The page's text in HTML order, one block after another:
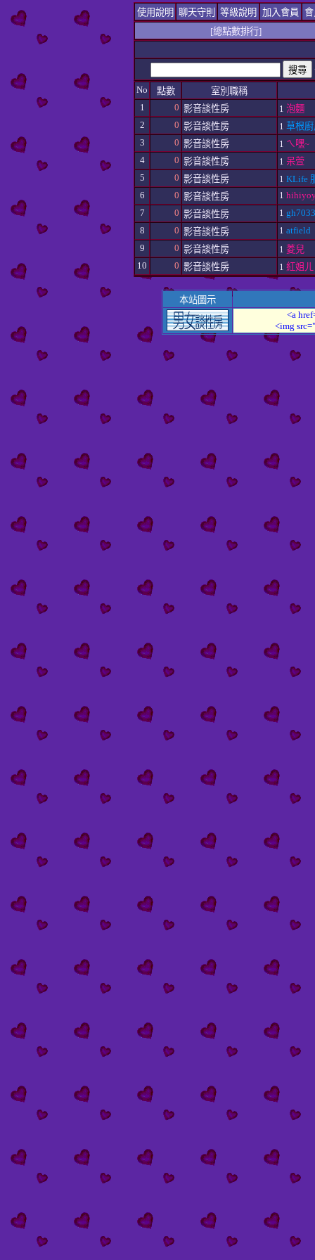
使用說明 聊天守則 等級說明 加入會員
[總點數排行]
No
點數
室別職稱
1
0 影音談性房 1 泡麵
2
0 影音談性房 1 草根
3
0 影音談性房 1 ㄟ嘿~
4
0 影音談性房 1 呆萱
5
0 影音談性房 1 KLife
6
0 影音談性房 1
7
0 影音談性房 1
8
0 影音談性房 1 atfield
9
0 影音談性房 1 菱兒
10
0 影音談性房 1 紅姐ㄦ
本站圖示
<a
<img